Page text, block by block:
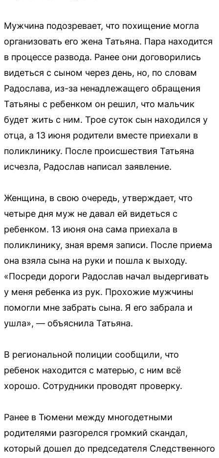
Мужчина подозревает, что похищение могла
организовать его жена Татьяна. Пара находится
в процессе развода. Ранее они договорились
видеться с сыном через день, но, по словам
Радослава, из-за ненадлежащего обращения
Татьяны с ребенком он решил, что мальчик
будет жить с ним. Трое суток сын находился у
отца, а 13 июня родители вместе приехали в
поликлинику. После происшествия Татьяна
исчезла, Радослав написал заявление.
Женщина, в свою очередь, утверждает, что
четыре дня муж не давал ей видеться с
ребенком. 13 июня она сама приехала в
поликлинику, зная время записи. После приема
она взяла сына на руки и пошла к выходу.
«Посреди дороги Радослав начал выдергивать
у меня ребенка из рук. Прохожие мужчины
помогли мне забрать сына. Я его забрала и
ушла», — объяснила Татьяна.
В региональной полиции сообщили, что
ребенок находится с матерью, с ним всё
хорошо. Сотрудники проводят проверку.
Ранее в Тюмени между многодетными
родителями разгорелся громкий скандал,
который дошел до председателя Следственного